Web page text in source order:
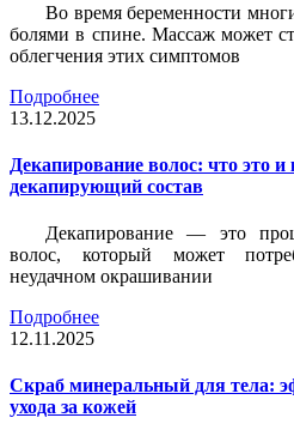
Во время беременности
болями в спине. Массаж может
облегчения этих симптомов
Подробнее
13.12.2025
Декапирование волос: что это
декапирующий состав
Декапирование — это
волос, который может
неудачном окрашивании
Подробнее
12.11.2025
Скраб минеральный для тела:
ухода за кожей